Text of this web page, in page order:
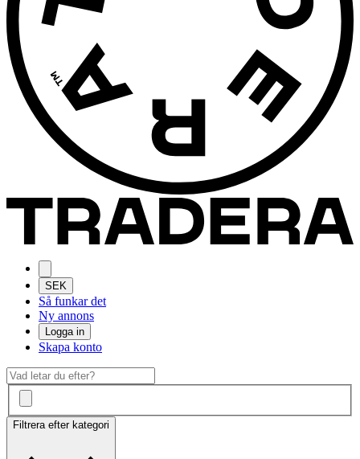
SEK
Så funkar det
Ny annons
Logga in
Skapa konto
Filtrera efter kategori